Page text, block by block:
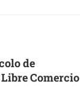
de
Comercio